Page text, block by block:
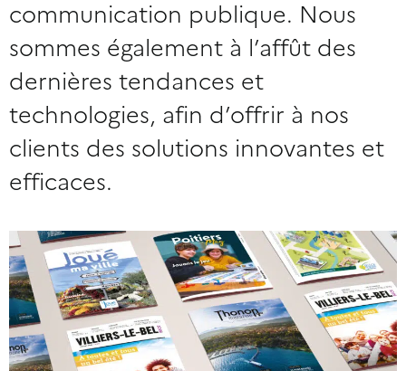
communication publique. Nous
sommes également à l’affût des
dernières tendances et
technologies, afin d’offrir à nos
clients des solutions innovantes et
efficaces.